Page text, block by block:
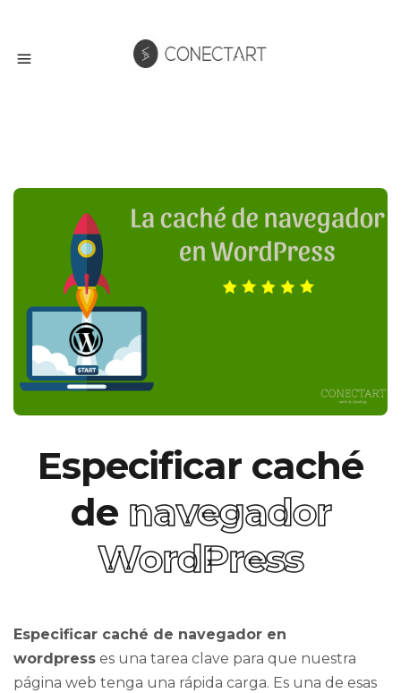
Especificar caché
de navegador
WordPress
Especificar caché de navegador en
wordpress es una tarea clave para que nuestra
página web tenga una rápida carga. Es una de esas